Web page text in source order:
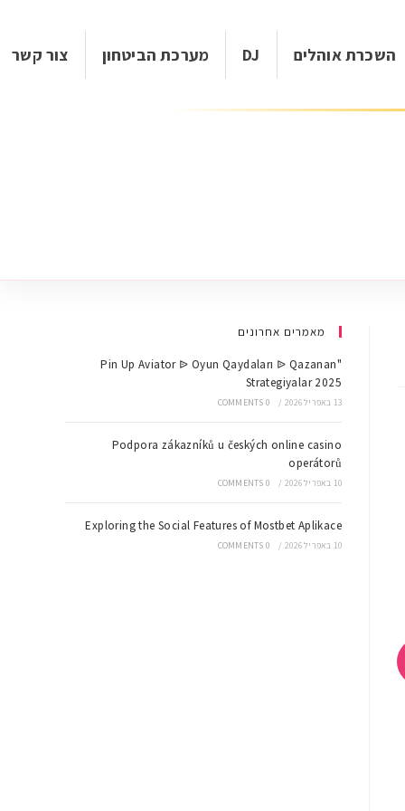
השכרת אוהלים DJ מערכת הביטחון צור קשר
מאמרים אחרונים
"Pin Up Aviator ᐉ Oyun Qaydaları ᐉ Qazanan
Strategiyalar 2025
13 באפריל 2026 /
0 COMMENTS
Podpora zákazníků u českých online casino
operátorů
10 באפריל 2026 /
0 COMMENTS
Exploring the Social Features of Mostbet Aplikace
10 באפריל 2026 /
0 COMMENTS